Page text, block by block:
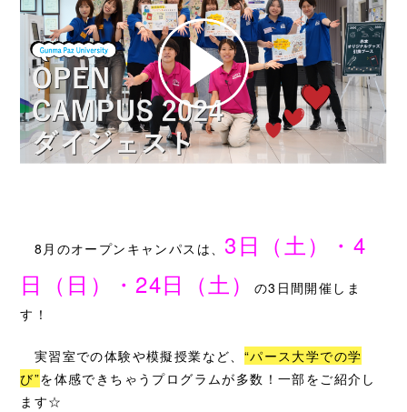
8月のオープンキャンパスは、 3日（土）・4
日（日）・24日（土）
の3日間開催しま
す！
実習室での体験や模擬授業など、 “パース大学での学
び”を体感できちゃうプログラムが多数！一部をご紹介し
ます☆